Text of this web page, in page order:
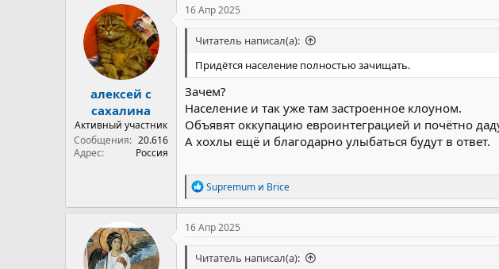
алексей с
сахалина
Активный участник
Сообщения
20.616
Адрес
Россия
16 Апр 2025
Читатель написал(а):
Придётся население полностью зачищать.
Зачем?
Население и так уже там застроенное клоуном.
Объявят оккупацию евроинтеграцией и почётно
А хохлы ещё и благодарно улыбаться будут в ответ.
Р
е
а
к
ц
и
Supremum и Brice
16 Апр 2025
Читатель написал(а):